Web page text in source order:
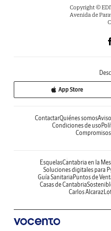
Copyright ©
Avenida de
App Store
ContactarQuiénes somos
Condiciones de uso
EsquelasCantabria en la
Soluciones digitales para
Guía SanitariaPuntos de
Casas de Cantabria
Carlos Alcaraz